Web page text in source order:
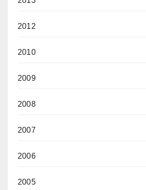
2012
2010
2009
2008
2007
2006
2005